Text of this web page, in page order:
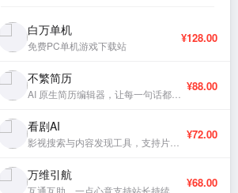
白万单机
免费PC单机游戏下载站
¥128.00
不繁简历 ¥88.00
看剧AI ¥72.00
万维引航 ¥68.00